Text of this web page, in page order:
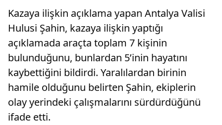
Kazaya ilişkin açıklama yapan Antalya Valisi
Hulusi Şahin, kazaya ilişkin yaptığı
açıklamada araçta toplam 7 kişinin
bulunduğunu, bunlardan 5’inin hayatını
kaybettiğini bildirdi. Yaralılardan birinin
hamile olduğunu belirten Şahin, ekiplerin
olay yerindeki çalışmalarını sürdürdüğünü
ifade etti.